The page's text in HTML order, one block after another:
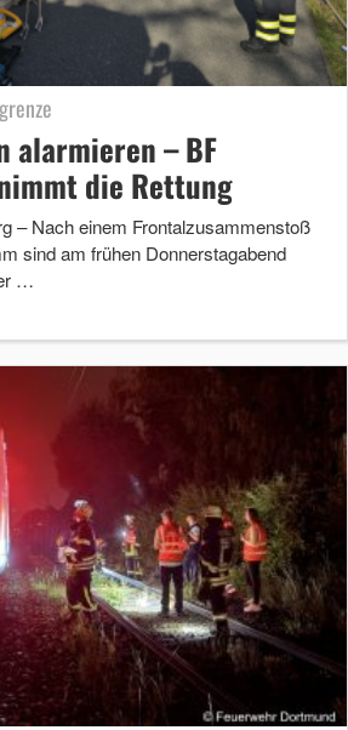
alarmieren – BF
die Rettung
– Nach einem Frontalzusammenstoß
sind am frühen Donnerstagabend
…